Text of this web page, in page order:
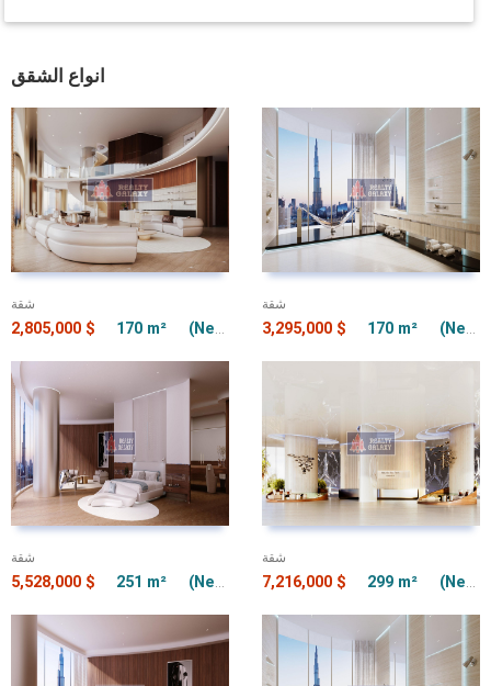
انواع الشقق
شقة
2,805,000 $ 170 m² (Net) 170 m² 2 + 1
شقة
3,295,000 $ 170 m² (Net) 170 m²
شقة
5,528,000 $ 251 m² (Net) 251 m² 3 + 1
شقة
7,216,000 $ 299 m² (Net) 299 m²